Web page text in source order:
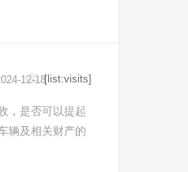
，是否可以提起
辆及相关财产的
12-18[list:visits]